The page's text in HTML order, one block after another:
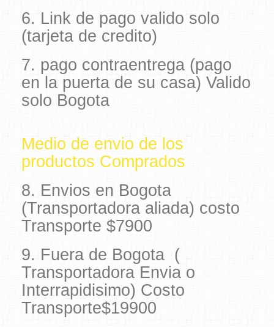
6. Link de pago valido solo
(tarjeta de credito)
7. pago contraentrega (pago
en la puerta de su casa) Valido
solo Bogota
Medio de envio de los
productos Comprados
8. Envios en Bogota
(Transportadora aliada) costo
Transporte $7900
9. Fuera de Bogota (
Transportadora Envia o
Interrapidisimo) Costo
Transporte$19900